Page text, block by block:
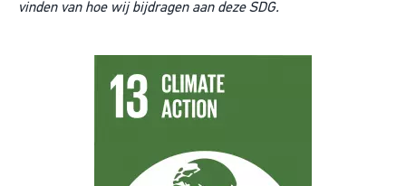
vinden van hoe wij bijdragen aan deze SDG.